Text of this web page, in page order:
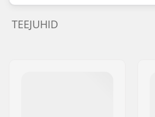
TEEJUHID